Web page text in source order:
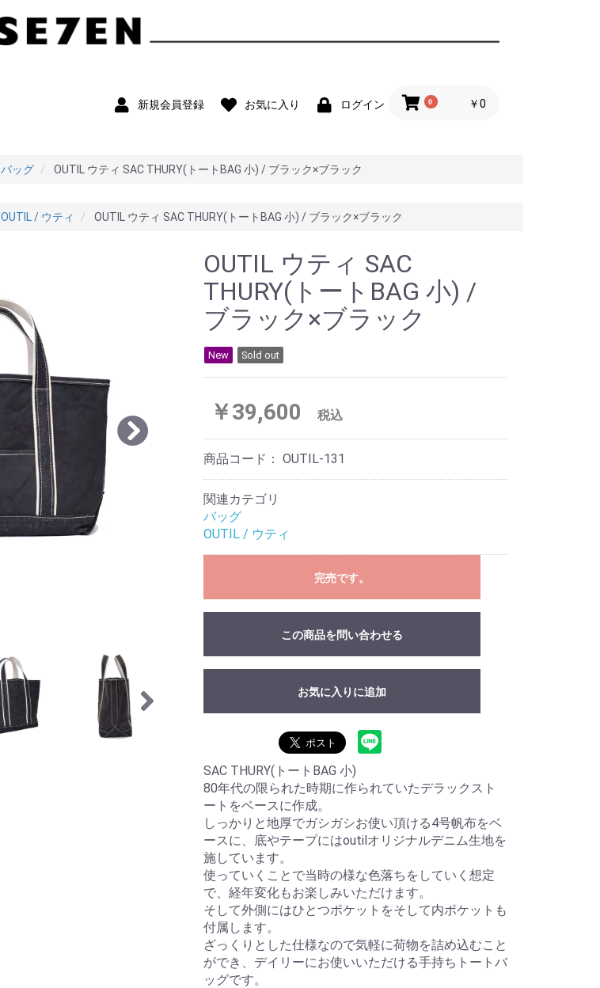
新規会員登録 お気に入り ログイン 0 ￥0
バッグ OUTIL ウティ SAC THURY(トートBAG 小) / ブラック×ブラック
OUTIL / ウティ OUTIL ウティ SAC THURY(トートBAG 小) / ブラック×ブラック
OUTIL ウティ SAC
THURY(トートBAG 小) /
ブラック×ブラック
New Sold out
￥39,600 税込
商品コード： OUTIL-131
関連カテゴリ
バッグ
OUTIL / ウティ
完売です。
この商品を問い合わせる
お気に入りに追加
SAC THURY(トートBAG 小)
80年代の限られた時期に作られていたデラックスト
ートをベースに作成。
しっかりと地厚でガシガシお使い頂ける4号帆布をベ
ースに、底やテープにはoutilオリジナルデニム生地を
施しています。
使っていくことで当時の様な色落ちをしていく想定
で、経年変化もお楽しみいただけます。
そして外側にはひとつポケットをそして内ポケットも
付属します。
ざっくりとした仕様なので気軽に荷物を詰め込むこと
ができ、デイリーにお使いいただける手持ちトートバ
ッグです。